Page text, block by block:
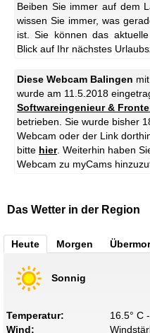
Beiben Sie immer auf dem
wissen Sie immer, was
ist. Sie können das
Blick auf Ihr nächstes
Diese Webcam Balingen
wurde am 11.5.2018
Softwareingenieur &
betrieben. Sie wurde bisher
Webcam oder der Link
bitte hier. Weiterhin haben
Webcam zu myCams
Das Wetter in der Region
Heute Morgen
Sonnig
Temperatur:
16.5° C
Wind: